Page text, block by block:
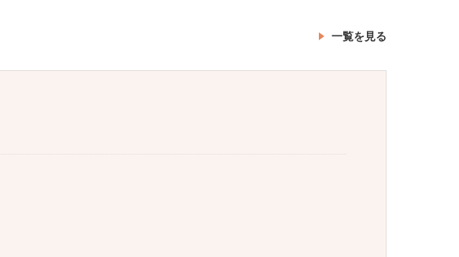
一覧を見る